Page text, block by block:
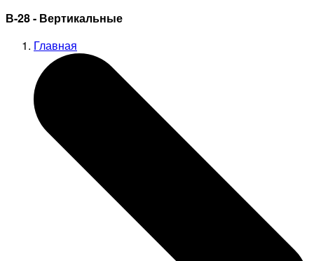
В-28 - Вертикальные
Главная